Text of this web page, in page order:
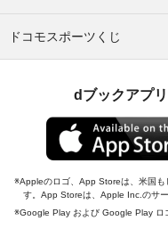
ドコモスポーツくじ
dブックアプ
Appleのロゴ、App Storeは、米国
す。App Storeは、Apple Inc.のサー
Google Play および Google Play ロ